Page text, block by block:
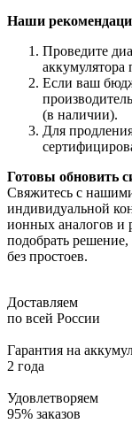
Наши
Проведите
аккумулятора
Если ваш
(в наличии).
Для
Готовы обновить
Свяжитесь с
индивидуальной
ионных аналогов и
подобрать решение,
без простоев.
Доставляем
по всей России
Гарантия на
2 года
Удовлетворяем
95% заказов